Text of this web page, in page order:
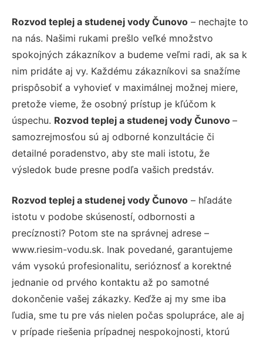
Rozvod teplej a studenej vody Čunovo – nechajte to
na nás. Našimi rukami prešlo veľké množstvo
spokojných zákazníkov a budeme veľmi radi, ak sa k
nim pridáte aj vy. Každému zákazníkovi sa snažíme
prispôsobiť a vyhovieť v maximálnej možnej miere,
pretože vieme, že osobný prístup je kľúčom k
úspechu. Rozvod teplej a studenej vody Čunovo –
samozrejmosťou sú aj odborné konzultácie či
detailné poradenstvo, aby ste mali istotu, že
výsledok bude presne podľa vašich predstáv.
Rozvod teplej a studenej vody Čunovo – hľadáte
istotu v podobe skúseností, odbornosti a
precíznosti? Potom ste na správnej adrese –
www.riesim-vodu.sk. Inak povedané, garantujeme
vám vysokú profesionalitu, serióznosť a korektné
jednanie od prvého kontaktu až po samotné
dokončenie vašej zákazky. Keďže aj my sme iba
ľudia, sme tu pre vás nielen počas spolupráce, ale aj
v prípade riešenia prípadnej nespokojnosti, ktorú